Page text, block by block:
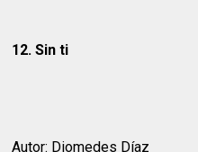
12. Sin ti
Autor: Diomedes Díaz